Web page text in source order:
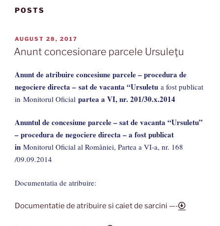
POSTS
POSTED
ON
AUGUST 28, 2017
Anunt concesionare parcele Ursuleţu
Anunt de atribuire concesiune parcele – procedura de
negociere directa – sat de vacanta “Ursuletu a fost publicat
in Monitorul Oficial partea a VI, nr. 201/30.x.2014
Anuntul de concesiune parcele – sat de vacanta “Ursuletu”
– procedura de negociere directa – a fost publicat
in Monitorul Oficial al României, Partea a VI-a, nr. 168
/09.09.2014
Documentatia de atribuire:
Documentatie de atribuire si caiet de sarcini —-